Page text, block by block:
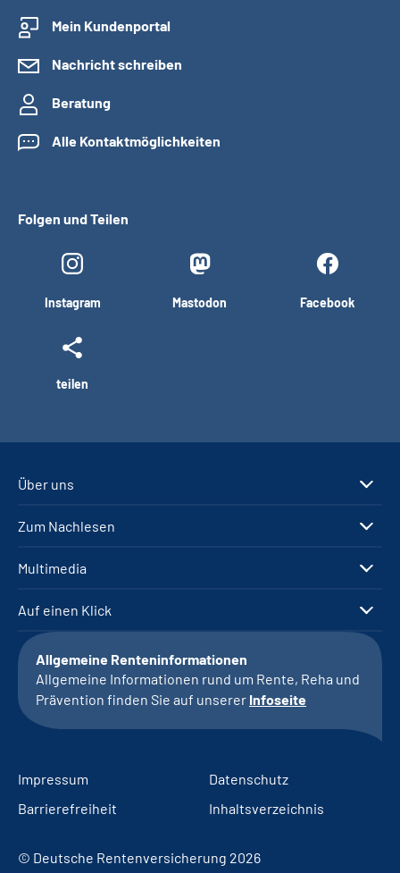
Mein Kundenportal
Nachricht schreiben
Beratung
Alle Kontaktmöglichkeiten
Folgen und Teilen
Instagram Mastodon Facebook
teilen
Über uns
Zum Nachlesen
Multimedia
Auf einen Klick
Allgemeine Renteninformationen
Allgemeine Informationen rund um Rente, Reha und
Prävention finden Sie auf unserer Infoseite
Impressum
Datenschutz
Barrierefreiheit
Inhaltsverzeichnis
© Deutsche Rentenversicherung 2026